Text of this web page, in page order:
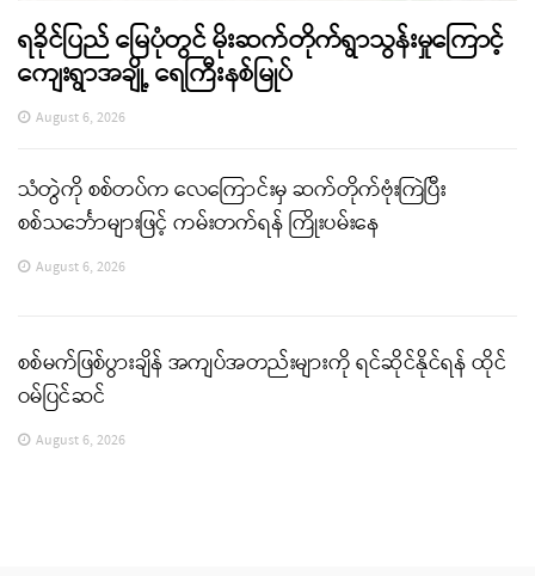
ရခိုင်ပြည် မြေပုံတွင် မိုးဆက်တိုက်ရွာသွန်းမှုကြောင့်
ကျေးရွာအချို့ ရေကြီးနစ်မြုပ်
August 6, 2026
သံတွဲကို စစ်တပ်က လေကြောင်းမှ ဆက်တိုက်ဗုံးကြဲပြီး
စစ်သင်္ဘောများဖြင့် ကမ်းတက်ရန် ကြိုးပမ်းနေ
August 6, 2026
စစ်မက်ဖြစ်ပွားချိန် အကျပ်အတည်းများကို ရင်ဆိုင်နိုင်ရန် ထိုင်
ဝမ်ပြင်ဆင်
August 6, 2026